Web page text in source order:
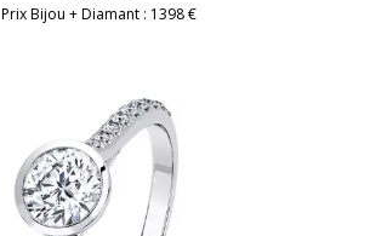
Prix Bijou + Diamant : 1398 €